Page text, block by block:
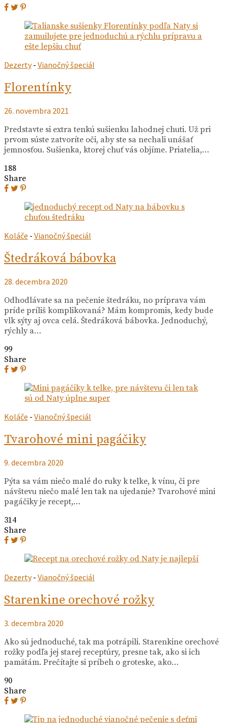
Dezerty- Vianočný špeciál
Florentínky
26. novembra 2021
Predstavte si extra tenkú sušienku lahodnej chuti. Už pri
prvom súste zatvoríte oči, aby ste sa nechali unášať
jemnosťou. Sušienka, ktorej chuť vás objíme. Priatelia,…
188
Share
Koláče - Vianočný špeciál
Štedráková bábovka
28. decembra 2020
Odhodlávate sa na pečenie štedráku, no príprava vám
príde príliš komplikovaná? Mám kompromis, kedy bude
vlk sýty aj ovca celá. Štedráková bábovka. Jednoduchý,
rýchly a…
99
Share
Koláče - Vianočný špeciál
Tvarohové mini pagáčiky
9. decembra 2020
Pýta sa vám niečo malé do ruky k telke, k vínu, či pre
návštevu niečo malé len tak na ujedanie? Tvarohové mini
pagáčiky je recept,…
314
Share
Dezerty- Vianočný špeciál
Starenkine orechové rožky
3. decembra 2020
Ako sú jednoduché, tak ma potrápili. Starenkine orechové
rožky podľa jej starej receptúry, presne tak, ako si ich
pamätám. Prečítajte si príbeh o groteske, ako…
90
Share